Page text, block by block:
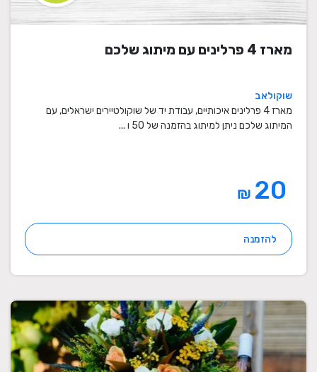
מארז 4 פרלינים עם מיתוג שלכם
שוקולאב
מארז 4 פרלינים איכותיים, עבודת יד של שוקולטיירים ישראלים, עם
המיתוג שלכם ניתן למיתוג בהזמנה של 50 ו ...
₪
להזמנה